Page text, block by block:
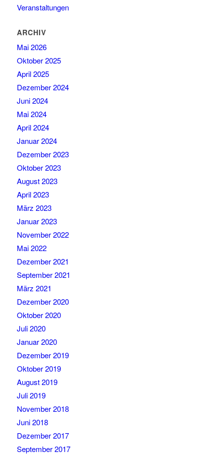
Veranstaltungen
ARCHIV
Mai 2026
Oktober 2025
April 2025
Dezember 2024
Juni 2024
Mai 2024
April 2024
Januar 2024
Dezember 2023
Oktober 2023
August 2023
April 2023
März 2023
Januar 2023
November 2022
Mai 2022
Dezember 2021
September 2021
März 2021
Dezember 2020
Oktober 2020
Juli 2020
Januar 2020
Dezember 2019
Oktober 2019
August 2019
Juli 2019
November 2018
Juni 2018
Dezember 2017
September 2017